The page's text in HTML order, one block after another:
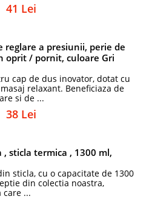
41 Lei
reglare a presiunii, perie de
oprit / pornit, culoare Gri
cap de dus inovator, dotat cu
relaxant. Beneficiaza de
si de ...
38 Lei
sticla termica , 1300 ml,
sticla, cu o capacitate de 1300
din colectia noastra,
...